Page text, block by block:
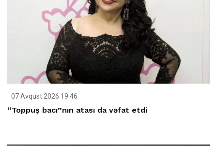
07 Avqust 2026 19:46
“Toppuş bacı”nın atası da vəfat etdi